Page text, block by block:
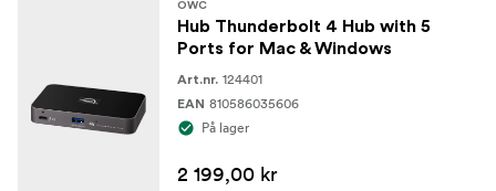
OWC
Hub Thunderbolt 4 Hub with 5
Ports for Mac & Windows
Art.nr. 124401
EAN 810586035606
På lager
2 199,00 kr